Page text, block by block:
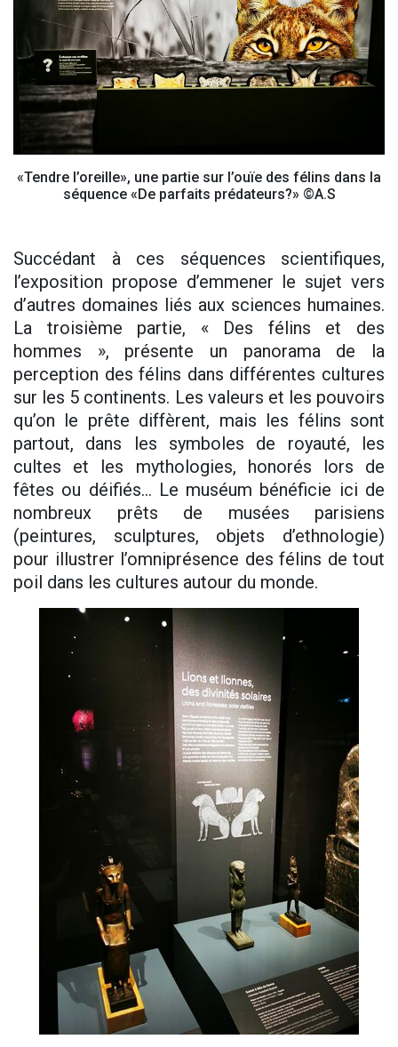
«Tendre l’oreille», une partie sur l’ouïe des félins dans la
séquence «De parfaits prédateurs?» ©A.S
Succédant à ces séquences scientifiques,
l’exposition propose d’emmener le sujet vers
d’autres domaines liés aux sciences humaines.
La troisième partie, « Des félins et des
hommes », présente un panorama de la
perception des félins dans différentes cultures
sur les 5 continents. Les valeurs et les pouvoirs
qu’on le prête diffèrent, mais les félins sont
partout, dans les symboles de royauté, les
cultes et les mythologies, honorés lors de
fêtes ou déifiés… Le muséum bénéficie ici de
nombreux prêts de musées parisiens
(peintures, sculptures, objets d’ethnologie)
pour illustrer l’omniprésence des félins de tout
poil dans les cultures autour du monde.